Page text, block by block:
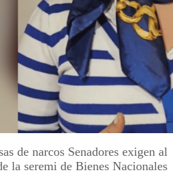
de narcos Senadores exigen al
la seremi de Bienes Nacionales